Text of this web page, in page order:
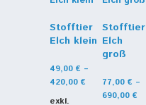
Stofftier
Elch klein
49,00 € –
420,00 €
exkl.
Stofftier
Elch
groß
77,00€ –
690,00€